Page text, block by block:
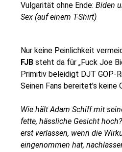
Vulgarität ohne Ende:Biden
Sex (auf einem T-Shirt)
Nur keine Peinlichkeit
FJB steht da für „Fuck Joe
Primitiv beleidigt DJT GOP-
Seinen Fans bereitet’s keine
Wie hält Adam Schiff mit
fette, hässliche Gesicht
erst verlassen, wenn die
eingenommen hat,